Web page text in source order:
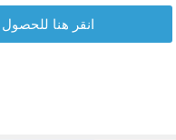
انقر هنا